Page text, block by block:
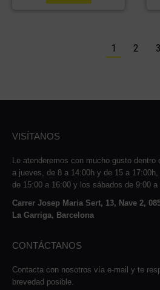
1 2 3
VISÍTANOS
Le atenderemos con mucho gusto dentro
a jueves, de 8 a 14:00h y de 15 a
de 15:00 a 16:00 y los sábados de 9:00 a
Carrer Josep Maria Sert, 13, Nave 2,
La Garriga, Barcelona
CONTÁCTANOS
Contacta con nosotros vía e-mail y te
brevedad posible.